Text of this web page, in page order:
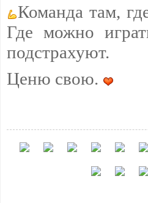
Команда там,
Где можно
подстрахуют.
Ценю свою.